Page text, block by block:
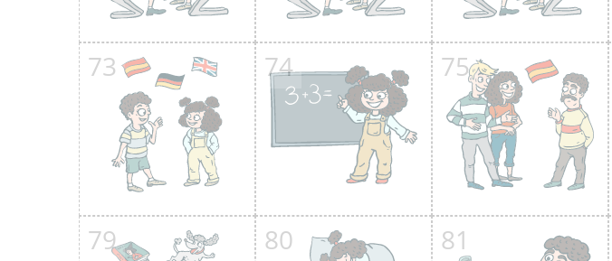
73 74 75
79 80 81